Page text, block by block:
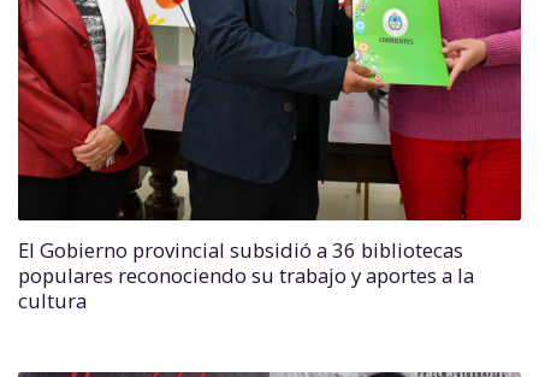
El Gobierno provincial subsidió a 36 bibliotecas
populares reconociendo su trabajo y aportes a la
cultura